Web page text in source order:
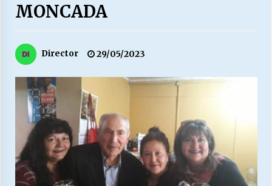
27/07/2026
LABORAL:
Escuela hospitalaria El Carmen de Maipu.
25/06/2026
¿Qué habrían dicho?
23/06/2026
MONCADA
Director 29/05/2023